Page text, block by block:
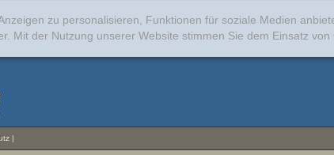
zu personalisieren, Funktionen für soziale Medien
Mit der Nutzung unserer Website stimmen Sie dem Einsatz von
|